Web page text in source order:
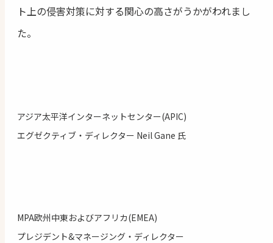
ト上の侵害対策に対する関心の高さがうかがわれまし
た。
アジア太平洋インターネットセンター(APIC)
エグゼクティブ・ディレクター Neil Gane 氏
MPA欧州中東およびアフリカ(EMEA)
プレジデント&マネージング・ディレクター